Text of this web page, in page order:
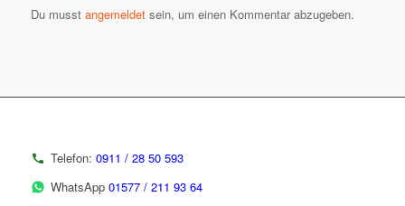
Du musst angemeldetsein, um einen Kommentar abzugeben.
Telefon: 0911 / 28 50 593
WhatsApp 01577 / 211 93 64